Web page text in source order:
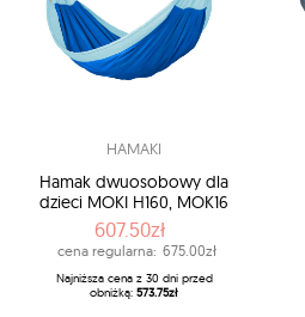
HAMAKI
Hamak dwuosobowy dla
dzieci MOKI H160, MOK16
607.50zł
cena regularna: 675.00zł
Najniższa cena z 30 dni przed
obniżką: 573.75zł
niebieski /